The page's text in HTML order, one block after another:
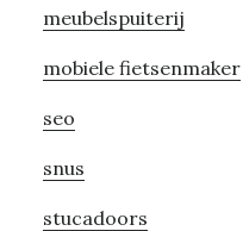
meubelspuiterij
mobiele fietsenmaker
seo
snus
stucadoors